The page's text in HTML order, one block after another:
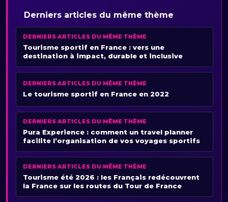
Derniers articles du même thème
DERNIERS ARTICLES DU MÊME THÈME
Tourisme sportif en France : vers une
destination à impact, durable et inclusive
DERNIERS ARTICLES DU MÊME THÈME
Le tourisme sportif en France en 2022
DERNIERS ARTICLES DU MÊME THÈME
Pura Experience : comment un travel planner
facilite l’organisation de vos voyages sportifs
DERNIERS ARTICLES DU MÊME THÈME
Tourisme été 2026 : les Français redécouvrent
la France sur les routes du Tour de France